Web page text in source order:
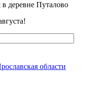
деревне Путалово
области